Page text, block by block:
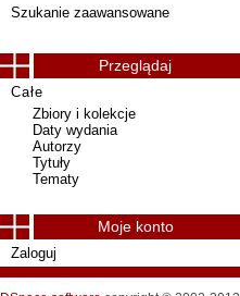
Szukanie zaawansowane
Przeglądaj
Całe
Zbiory i kolekcje
Daty wydania
Autorzy
Tytuły
Tematy
Moje konto
Zaloguj